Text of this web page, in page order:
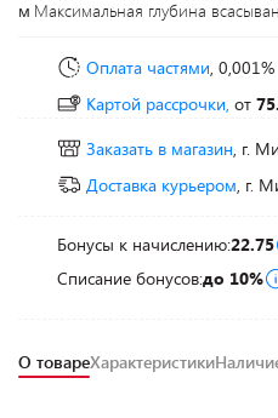
м Максимальная глубина
Оплата частями,
Картой рассрочки, от
Заказать в магазин, г.
Доставка курьером, г.
Бонусы к начислению:22.75
Списание бонусов:до 10%
О товареХарактеристики